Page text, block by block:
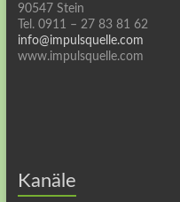
90547 Stein
Tel. 0911 – 27 83 81 62
info@impulsquelle.com
www.impulsquelle.com
Kanäle